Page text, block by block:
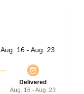
Aug. 16 - Aug. 23
Delivered
Aug. 16 - Aug. 23